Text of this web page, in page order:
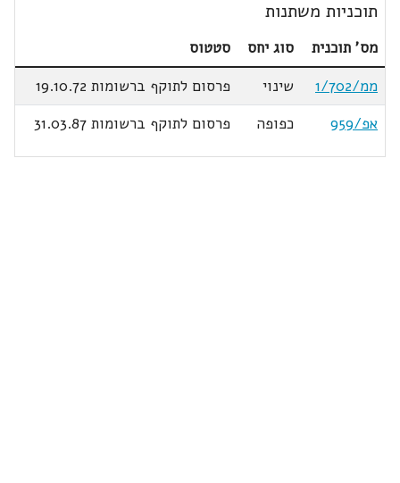
תוכניות משתנות
מס' תוכנית סוג יחס
סטטוס
ממ/1/702
שינוי
פרסום לתוקף ברשומות 19.10.72
אפ/959
כפופה פרסום לתוקף ברשומות 31.03.87